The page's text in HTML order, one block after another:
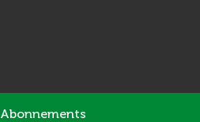
Abonnements